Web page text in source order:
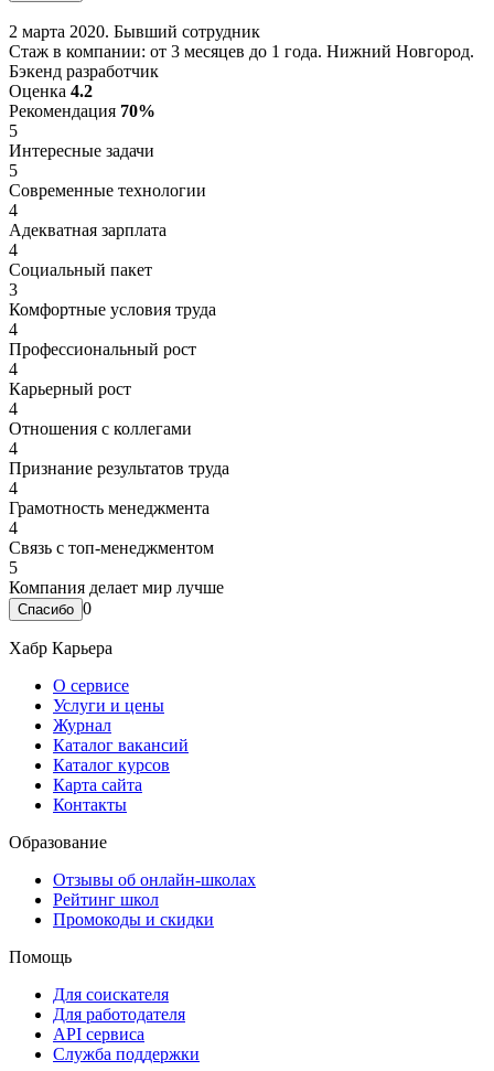
2 марта 2020. Бывший сотрудник
Стаж в компании: от 3 месяцев до 1 года. Нижний Новгород.
Бэкенд разработчик
Оценка 4.2
Рекомендация 70%
5
Интересные задачи
5
Современные технологии
4
Адекватная зарплата
4
Социальный пакет
3
Комфортные условия труда
4
Профессиональный рост
4
Карьерный рост
4
Отношения с коллегами
4
Признание результатов труда
4
Грамотность менеджмента
4
Связь с топ-менеджментом
5
Компания делает мир лучше
0
Хабр Карьера
О сервисе
Услуги и цены
Журнал
Каталог вакансий
Каталог курсов
Карта сайта
Контакты
Образование
Отзывы об онлайн-школах
Рейтинг школ
Промокоды и скидки
Помощь
Для соискателя
Для работодателя
API сервиса
Служба поддержки